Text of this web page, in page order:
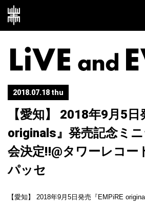
2018.07.18 thu
【愛知】 2018年9月5日
originals』発売記念ミ
会決定‼︎@タワーレコー
パッセ
【愛知】 2018年9月5日発売『EMPiRE